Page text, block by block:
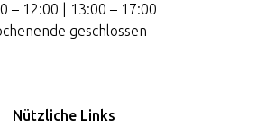
– 12:00 | 13:00 – 17:00
geschlossen
Nützliche Links